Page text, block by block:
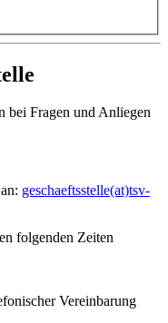
bei Fragen und Anliegen
geschaeftsstelle(at)tsv-
folgenden Zeiten
Vereinbarung